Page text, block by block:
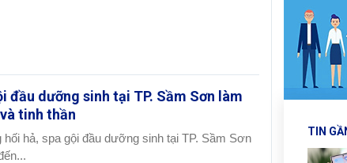
đầu dưỡng sinh tại TP. Sầm Sơn làm
tinh thần
hối hả, spa gội đầu dưỡng sinh tại TP. Sầm Sơn
TIN